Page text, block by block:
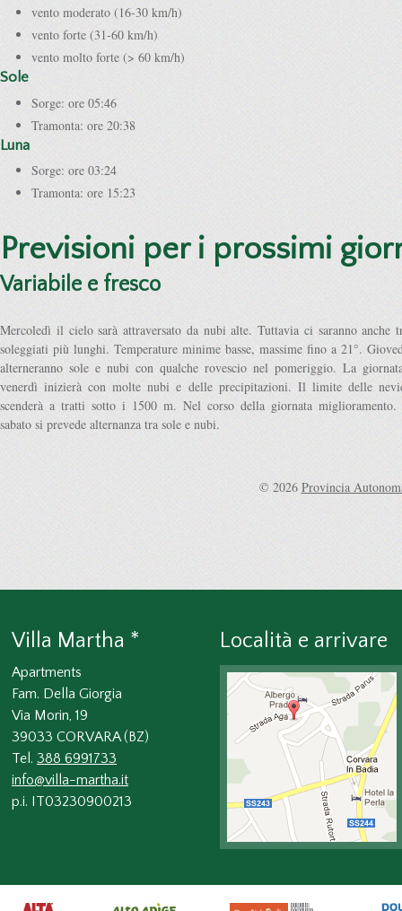
vento moderato (16-30 km/h)
vento forte (31-60 km/h)
vento molto forte (> 60 km/h)
Sole
Sorge: ore 05:46
Tramonta: ore 20:38
Luna
Sorge: ore 03:24
Tramonta: ore 15:23
Previsioni per i prossimi
Variabile e fresco
Mercoledì il cielo sarà attraversato da nubi alte. Tuttavia ci saranno anche
soleggiati più lunghi. Temperature minime basse, massime fino a 21°.
alterneranno sole e nubi con qualche rovescio nel pomeriggio. La
venerdì inizierà con molte nubi e delle precipitazioni. Il limite delle
scenderà a tratti sotto i 1500 m. Nel corso della giornata miglioramento.
sabato si prevede alternanza tra sole e nubi.
© 2026 Provincia
Villa Martha *
Apartments
Fam. Della Giorgia
Via Morin, 19
39033 CORVARA (BZ)
Tel. 388 6991733
info@villa-martha.it
p.i. IT03230900213
Località e arrivare